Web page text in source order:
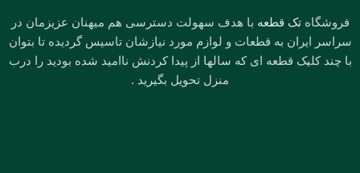
فروشگاهتک قطعه با هدف سهولت دسترسی هم میهنان عزیزمان در
سراسر ایران به قطعات و لوازم مورد نیازشان تاسیس گردیده تا بتوان
با چند کلیک قطعه ای که سالها از پیدا کردنش ناامید شده بودید را درب
منزل تحویل بگیرید .